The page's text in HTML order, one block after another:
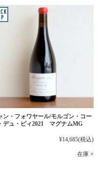
ン・フォワヤール/モルゴン・コー
デュ・ピィ2021 マグナムMG
¥14,685(税込)
在庫 ×